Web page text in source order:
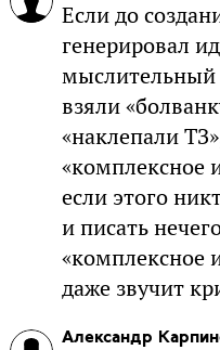
Если до
генерировал
мыслительный
взяли
«наклепали
«комплексное
если этого
и писать
«комплексное
даже звучит
Александр